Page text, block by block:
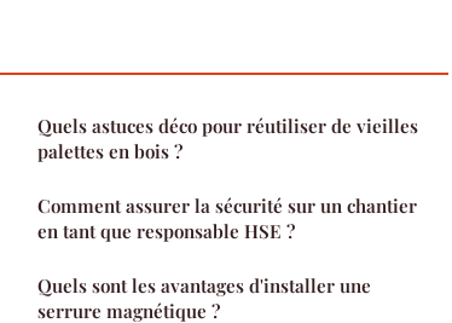
Quels astuces déco pour réutiliser de vieilles
palettes en bois ?
Comment assurer la sécurité sur un chantier
en tant que responsable HSE ?
Quels sont les avantages d'installer une
serrure magnétique ?